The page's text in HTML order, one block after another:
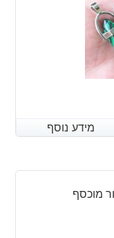
מידע נוסף
מידע נוסף
מוכסף